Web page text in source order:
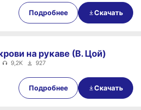
Подробнее Скачать
00:35
на рукаве (В. Цой)
9,2K 927
Подробнее Скачать